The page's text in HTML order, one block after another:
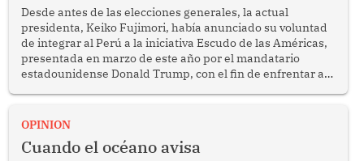
Desde antes de las elecciones generales, la actual
presidenta, Keiko Fujimori, había anunciado su voluntad
de integrar al Perú a la iniciativa Escudo de las Américas,
presentada en marzo de este año por el mandatario
estadounidense Donald Trump, con el fin de enfrentar al
OPINION
Cuando el océano avisa